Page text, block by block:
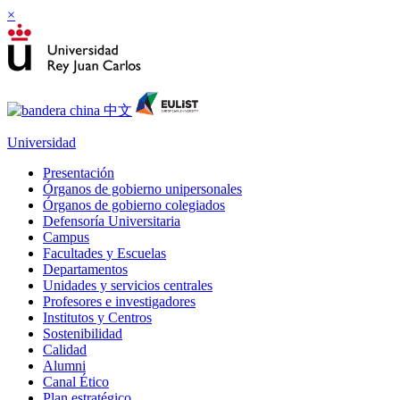
×
Universidad
Presentación
Órganos de gobierno unipersonales
Órganos de gobierno colegiados
Defensoría Universitaria
Campus
Facultades y Escuelas
Departamentos
Unidades y servicios centrales
Profesores e investigadores
Institutos y Centros
Sostenibilidad
Calidad
Alumni
Canal Ético